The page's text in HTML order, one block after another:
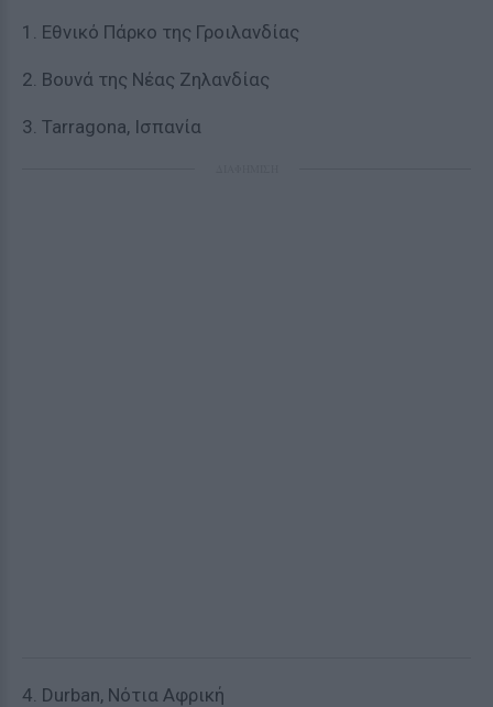
1. Εθνικό Πάρκο της Γροιλανδίας
2. Βουνά της Νέας Ζηλανδίας
3. Tarragona, Ισπανία
4. Durban, Νότια Αφρική